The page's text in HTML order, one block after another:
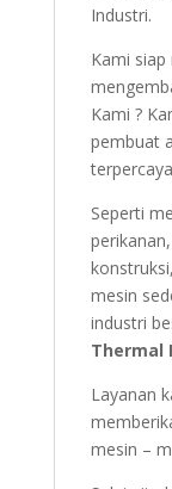
Industri.
Kami
Kami ?
pembuat
Seperti
mesin
industri
Thermal
Layanan
mesin –